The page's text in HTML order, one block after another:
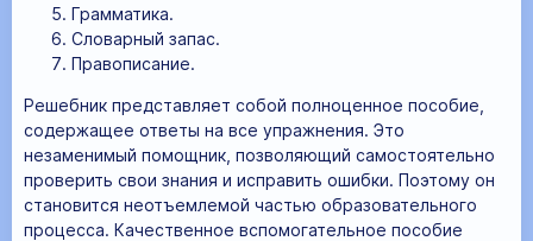
Грамматика.
Словарный запас.
Правописание.
Решебник представляет собой полноценное пособие,
содержащее ответы на все упражнения. Это
незаменимый помощник, позволяющий самостоятельно
проверить свои знания и исправить ошибки. Поэтому он
становится неотъемлемой частью образовательного
процесса. Качественное вспомогательное пособие